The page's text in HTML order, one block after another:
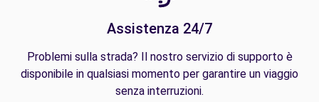
Assistenza 24/7
Problemi sulla strada? Il nostro servizio di supporto è
disponibile in qualsiasi momento per garantire un viaggio
senza interruzioni.